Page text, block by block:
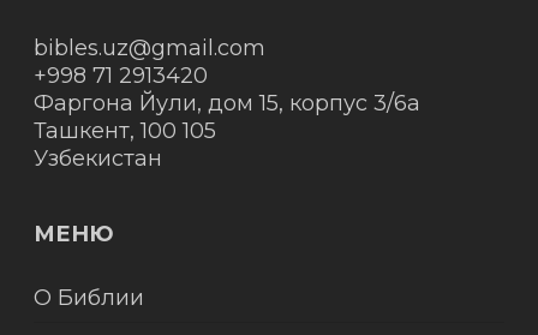
bibles.uz@gmail.com
+998 71 2913420
Фаргона Йули, дом 15, корпус 3/6а
Ташкент,100 105
Узбекистан
МЕНЮ
О Библии